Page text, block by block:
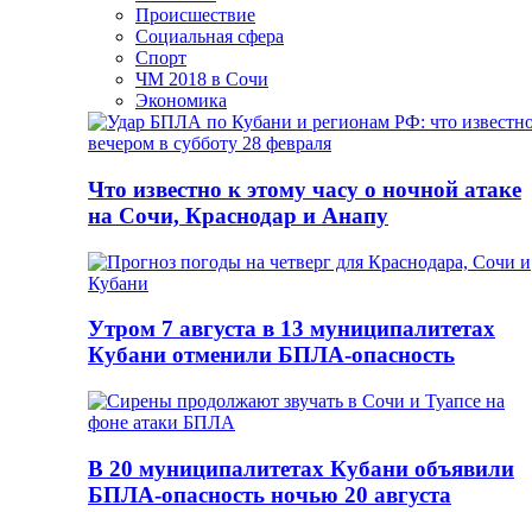
Происшествие
Социальная сфера
Спорт
ЧМ 2018 в Сочи
Экономика
Что известно к этому часу о ночной атаке
на Сочи, Краснодар и Анапу
Утром 7 августа в 13 муниципалитетах
Кубани отменили БПЛА-опасность
В 20 муниципалитетах Кубани объявили
БПЛА-опасность ночью 20 августа